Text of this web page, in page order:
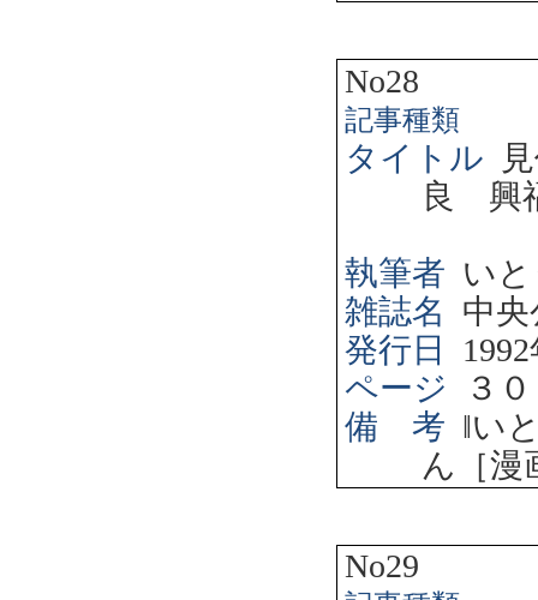
No28
記事種類
タイトル
良 興
執筆者 い
雑誌名
中央
発行日
1992
ページ
３
備 考 ‖い
ん［漫
No29